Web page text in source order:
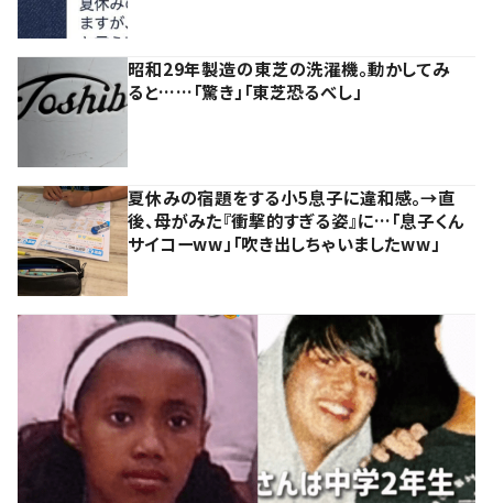
昭和29年製造の東芝の洗濯機。動かしてみ
ると……「驚き」「東芝恐るべし」
夏休みの宿題をする小5息子に違和感。→直
後、母がみた『衝撃的すぎる姿』に…「息子くん
サイコーww」「吹き出しちゃいましたww」